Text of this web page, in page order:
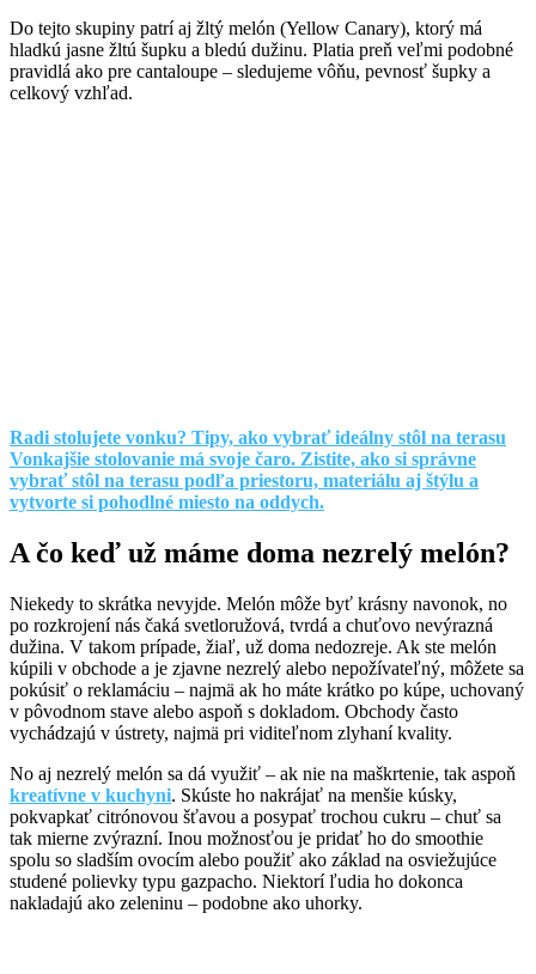
Do tejto skupiny patrí aj žltý melón (Yellow Canary), ktorý má
hladkú jasne žltú šupku a bledú dužinu. Platia preň veľmi podobné
pravidlá ako pre cantaloupe – sledujeme vôňu, pevnosť šupky a
celkový vzhľad.
Radi stolujete vonku? Tipy, ako vybrať ideálny stôl na terasu
Vonkajšie stolovanie má svoje čaro. Zistite, ako si správne
vybrať stôl na terasu podľa priestoru, materiálu aj štýlu a
vytvorte si pohodlné miesto na oddych.
A čo keď už máme doma nezrelý melón?
Niekedy to skrátka nevyjde. Melón môže byť krásny navonok, no
po rozkrojení nás čaká svetloružová, tvrdá a chuťovo nevýrazná
dužina. V takom prípade, žiaľ, už doma nedozreje. Ak ste melón
kúpili v obchode a je zjavne nezrelý alebo nepožívateľný, môžete sa
pokúsiť o reklamáciu – najmä ak ho máte krátko po kúpe, uchovaný
v pôvodnom stave alebo aspoň s dokladom. Obchody často
vychádzajú v ústrety, najmä pri viditeľnom zlyhaní kvality.
No aj nezrelý melón sa dá využiť – ak nie na maškrtenie, tak aspoň
kreatívne v kuchyni. Skúste ho nakrájať na menšie kúsky,
pokvapkať citrónovou šťavou a posypať trochou cukru – chuť sa
tak mierne zvýrazní. Inou možnosťou je pridať ho do smoothie
spolu so sladším ovocím alebo použiť ako základ na osviežujúce
studené polievky typu gazpacho. Niektorí ľudia ho dokonca
nakladajú ako zeleninu – podobne ako uhorky.